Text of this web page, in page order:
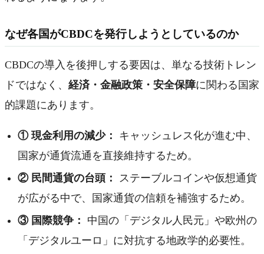
なぜ各国がCBDCを発行しようとしているのか
CBDCの導入を後押しする要因は、単なる技術トレン
ドではなく、 経済・金融政策・安全保障に関わる国家
的課題にあります。
① 現金利用の減少：
キャッシュレス化が進む中、
国家が通貨流通を直接維持するため。
② 民間通貨の台頭：
ステーブルコインや仮想通貨
が広がる中で、国家通貨の信頼を補強するため。
③ 国際競争：
中国の「デジタル人民元」や欧州の
「デジタルユーロ」に対抗する地政学的必要性。